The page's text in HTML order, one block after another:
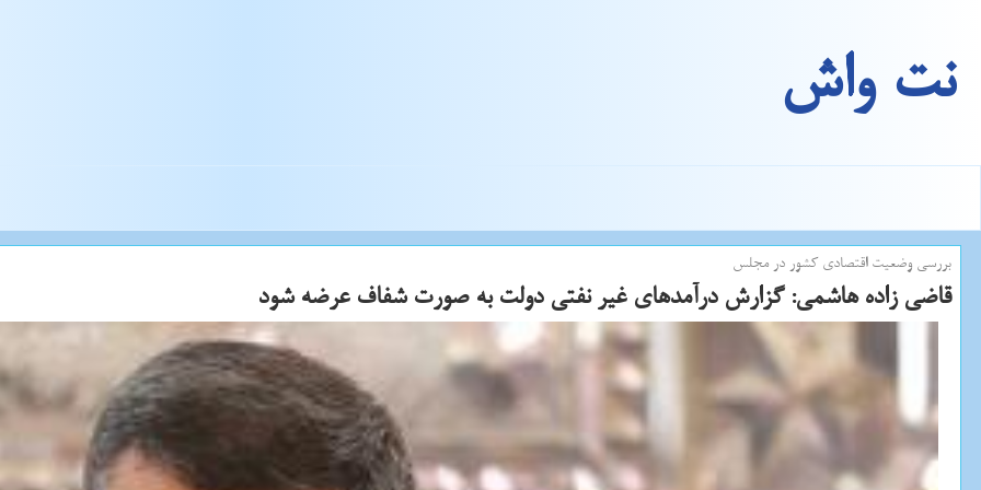
نت واش
بررسی وضعیت اقتصادی كشور در مجلس
قاضی زاده هاشمی: گزارش درآمدهای غیر نفتی دولت به صورت شفاف عرضه شود